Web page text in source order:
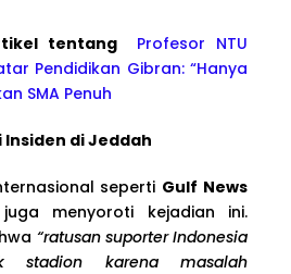
tentang Profesor NTU
Pendidikan Gibran: “Hanya
SMA Penuh
Insiden di Jeddah
seperti Gulf News
juga menyoroti kejadian ini.
“ratusan suporter Indonesia
stadion karena masalah